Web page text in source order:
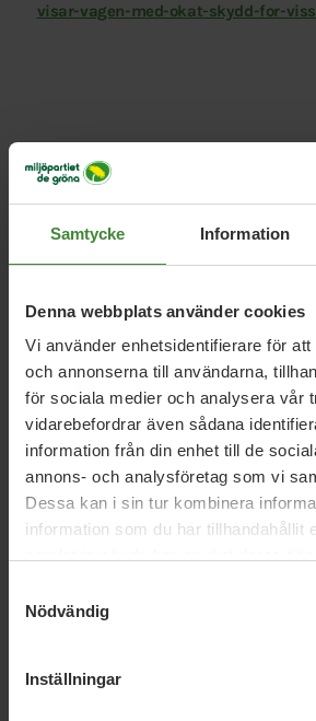
Samtycke Information
Denna webbplats använder cookies
Vi använder enhetsidentifierare för
och annonserna till användarna,
för sociala medier och analysera vår
vidarebefordrar även sådana
information från din enhet till de
annons- och analysföretag som vi
Dessa kan i sin tur kombinera
information som du har tillhandahållit
Nödvändig
Inställningar
visar-vagen-med-okat-skydd-for-
Relaterade
5 augusti 2026
Miljöpartiet: Sverige måste
nya datacenter
3 augusti 2026
Pride är över – nu fortsätter
hbtqi-personers rättigheter
Earth Overshoot Day: